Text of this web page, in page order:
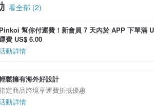
看全部 (2)
Pinkoi 幫你付運費！新會員 7 天內於 APP 下單滿
費 US$ 6.00
動詳情
鬆擁有海外好設計
定商品跨境享運費折抵優惠
動詳情